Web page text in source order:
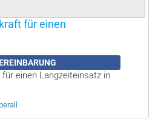
für einen
einen Langzeiteinsatz in